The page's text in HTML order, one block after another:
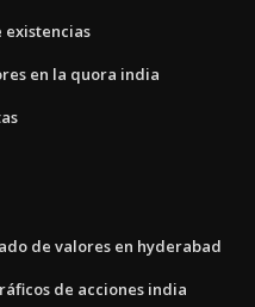
existencias
en la quora india
de valores en hyderabad
de acciones india